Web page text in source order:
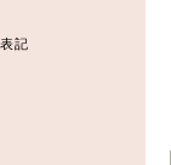
記